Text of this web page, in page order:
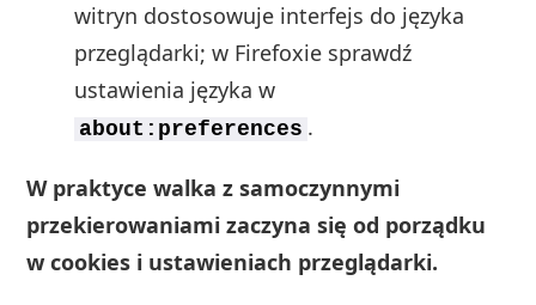
witryn dostosowuje interfejs do języka
przeglądarki; w Firefoxie sprawdź
ustawienia języka w
about:preferences .
W praktyce walka z samoczynnymi
przekierowaniami zaczyna się od porządku
w cookies i ustawieniach przeglądarki.